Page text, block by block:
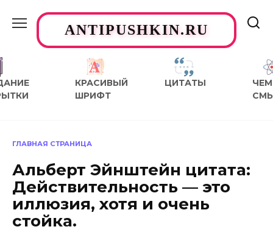
содержаниюANTIPUSHKIN.RU
КРАСИВЫЙ
ШРИФТ
ЦИТАТЫ
ЧЕМ
ГЛАВНАЯ СТРАНИЦА
Альберт Эйнштейн цитата:
Действительность — это
иллюзия, хотя и очень
стойка.